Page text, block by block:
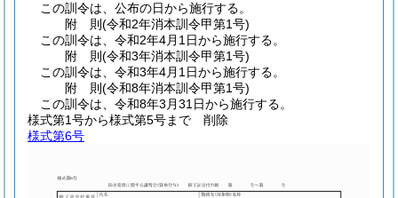
この訓令は、公布の日から施行する。
附 則(令和2年消本訓令甲第1号)
この訓令は、令和2年4月1日から施行する。
附 則(令和3年消本訓令甲第1号)
この訓令は、令和3年4月1日から施行する。
附 則(令和8年消本訓令甲第1号)
この訓令は、令和8年3月31日から施行する。
様式第1号から様式第5号まで 削除
様式第6号